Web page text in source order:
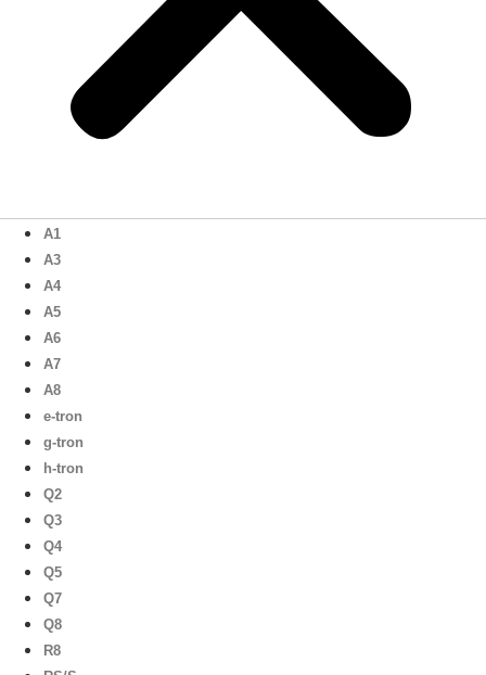
A1
A3
A4
A5
A6
A7
A8
e-tron
g-tron
h-tron
Q2
Q3
Q4
Q5
Q7
Q8
R8